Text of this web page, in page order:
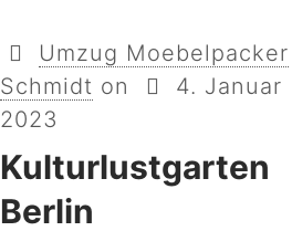
Umzug Moebelpacker
Schmidt on
4. Januar
2023
Kulturlustgarten
Berlin